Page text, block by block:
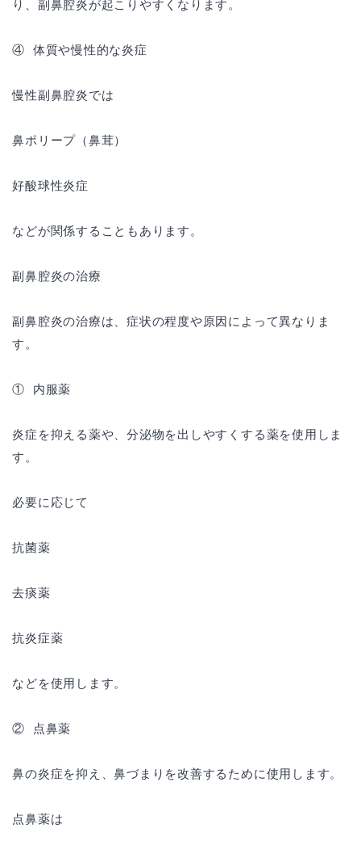
り、副鼻腔炎が起こりやすくなります。
④ 体質や慢性的な炎症
慢性副鼻腔炎では
鼻ポリープ（鼻茸）
好酸球性炎症
などが関係することもあります。
副鼻腔炎の治療
副鼻腔炎の治療は、症状の程度や原因によって異なりま
す。
① 内服薬
炎症を抑える薬や、分泌物を出しやすくする薬を使用しま
す。
必要に応じて
抗菌薬
去痰薬
抗炎症薬
などを使用します。
② 点鼻薬
鼻の炎症を抑え、鼻づまりを改善するために使用します。
点鼻薬は